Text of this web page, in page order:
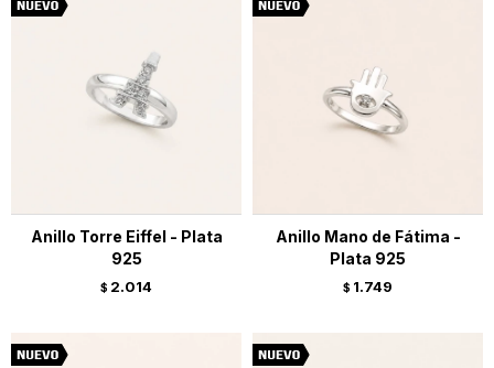
Anillo Torre Eiffel - Plata
925
$ 2.014
Anillo Mano de Fátima -
Plata 925
$ 1.749